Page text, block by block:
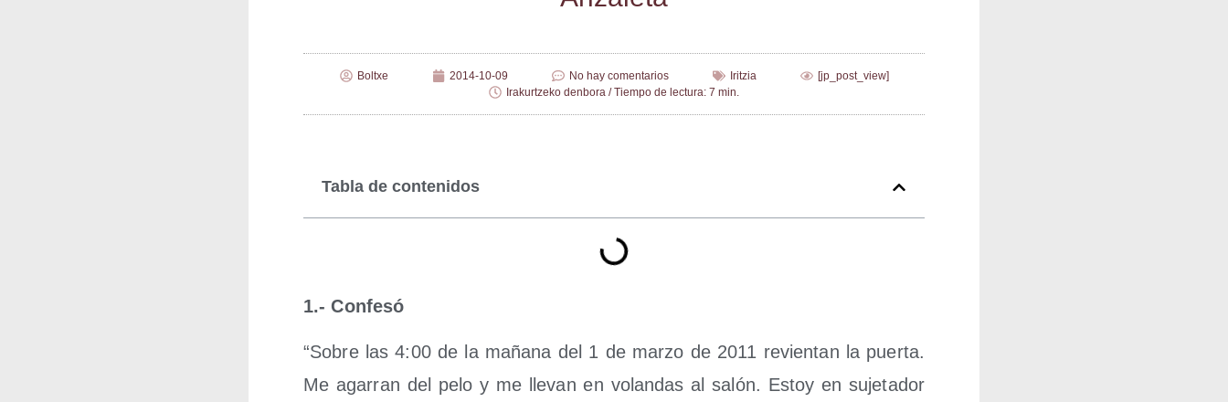
Boltxe 2014-10-09 No hay comentarios Iritzia
[jp_post_view]
Irakurtzeko denbora / Tiempo de lectura: 7 min.
Tabla de contenidos
1.- Con­fe­só
“Sobre las 4:00 de la maña­na del 1 de mar­zo de 2011 revien­tan la puer­ta.
Me aga­rran del pelo y me lle­van en volan­das al salón. Estoy en suje­ta­dor